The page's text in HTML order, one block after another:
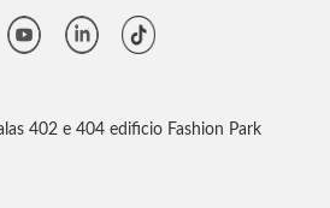
402 e 404 edificio Fashion Park